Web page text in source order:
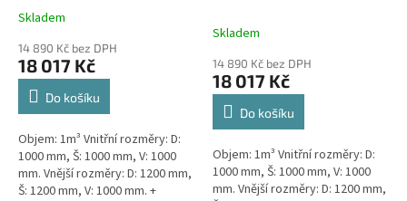
Průměrné
produktu
je
4,5
hvězdiček.
Skladem
14 890 Kč bez DPH
18 017 Kč
Do košíku
Objem: 1m³ Vnitřní rozměry: D:
1000 mm, Š: 1000 mm, V: 1000
mm. Vnější rozměry: D: 1200 mm,
Š: 1200 mm, V: 1000 mm. +
Skladem
14 890 Kč bez DPH
18 017 Kč
Do košíku
Objem: 1m³ Vnitřní rozměry: D:
1000 mm, Š: 1000 mm, V: 1000
mm. Vnější rozměry: D: 1200 mm,